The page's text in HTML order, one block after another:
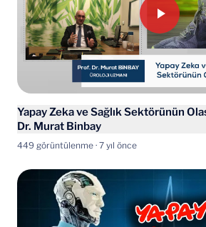
Yapay Zeka ve Sağlık Sektörünün
Dr. Murat Binbay
449 görüntülenme · 7 yıl önce